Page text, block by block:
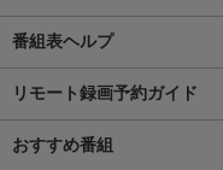
番組表ヘルプ
リモート録画予約ガイド
おすすめ番組